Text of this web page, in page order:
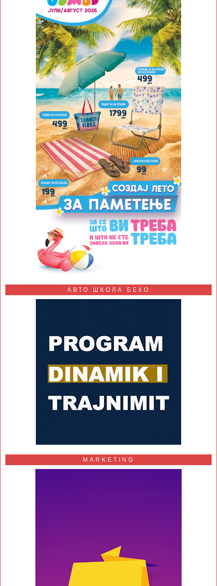
АВТО ШКОЛА БЕКО
MARKETING